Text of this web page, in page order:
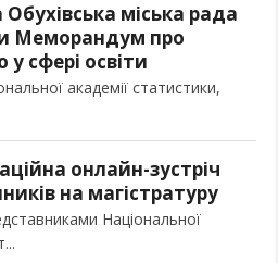
міська рада
Меморандум про
у сфері освіти
академії статистики,
онлайн-зустріч
на магістратуру
Національної